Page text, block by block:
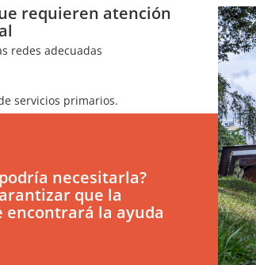
requieren atención
redes adecuadas
servicios primarios.
necesitarla?
que la
encontrará la ayuda